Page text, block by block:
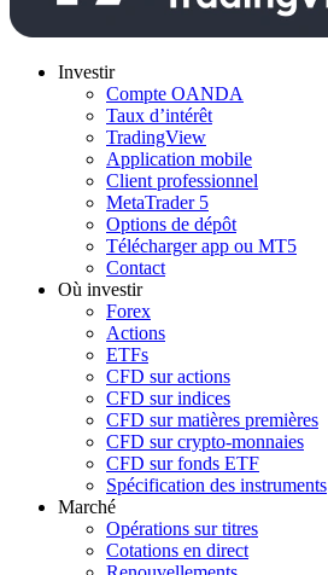
Investir
Compte OANDA
Taux d’intérêt
TradingView
Application mobile
Client professionnel
MetaTrader 5
Options de dépôt
Télécharger app ou MT5
Contact
Où investir
Forex
Actions
ETFs
CFD sur actions
CFD sur indices
CFD sur matières premières
CFD sur crypto-monnaies
CFD sur fonds ETF
Spécification des instruments
Marché
Opérations sur titres
Cotations en direct